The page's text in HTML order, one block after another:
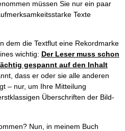
müssen Sie nur ein paar
Texte
dem die Textflut eine Rekordmarke
wichtig: Der Leser muss schon
gespannt auf den Inhalt
dass er oder sie alle anderen
– nur, um Ihre Mitteilung
Überschriften der Bild-
Nun, in meinem Buch